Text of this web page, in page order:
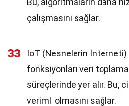
Bu, algoritmaların daha
çalışmasını sağlar.
33
IoT (Nesnelerin İnterneti)
fonksiyonları veri
süreçlerinde yer alır. Bu,
verimli olmasını sağlar.